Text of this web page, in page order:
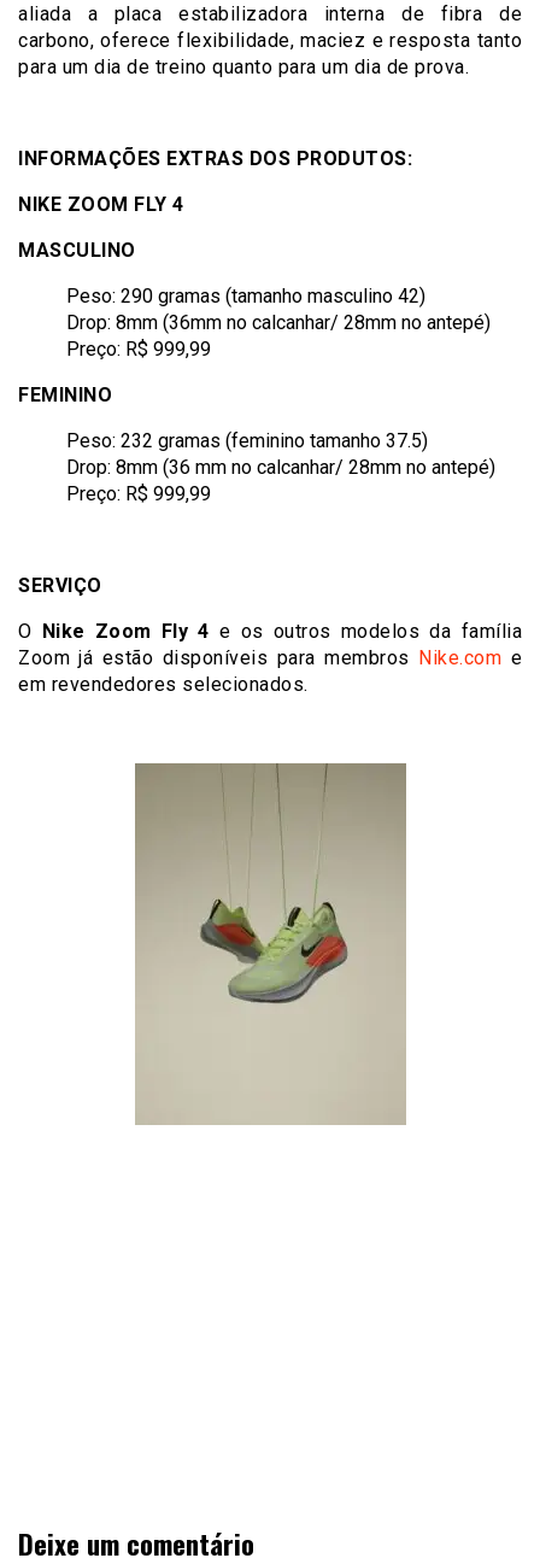
aliada a placa estabilizadora interna de fibra de
carbono, oferece flexibilidade, maciez e resposta tanto
para um dia de treino quanto para um dia de prova.
INFORMAÇÕES EXTRAS DOS PRODUTOS:
NIKE ZOOM FLY 4
MASCULINO
Peso: 290 gramas (tamanho masculino 42)
Drop: 8mm (36mm no calcanhar/ 28mm no antepé)
Preço: R$ 999,99
FEMININO
Peso: 232 gramas (feminino tamanho 37.5)
Drop: 8mm (36 mm no calcanhar/ 28mm no antepé)
Preço: R$ 999,99
SERVIÇO
O Nike Zoom Fly 4e os outros modelos da família
Zoom já estão disponíveis para membros Nike.com e
em revendedores selecionados.
Deixe um comentário